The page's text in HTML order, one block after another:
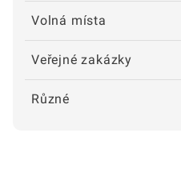
Volná místa
Veřejné zakázky
Různé